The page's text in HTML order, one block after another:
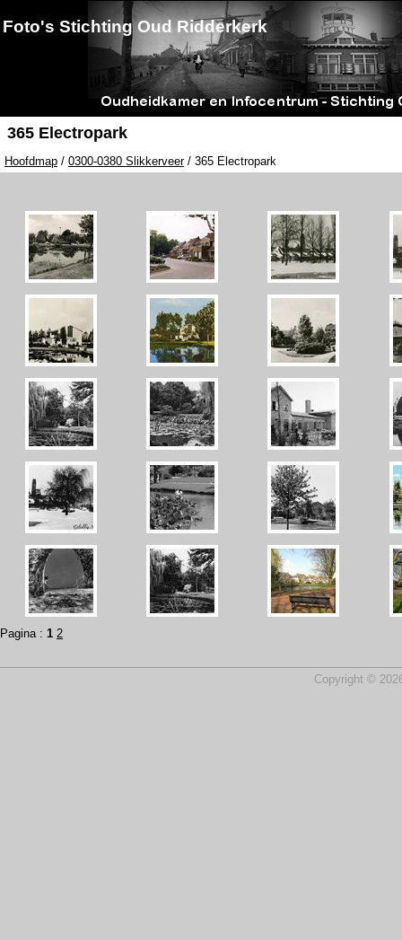
Foto's Stichting Oud Ridderkerk
365 Electropark
Hoofdmap / 0300-0380 Slikkerveer/ 365 Electropark
Pagina : 1 2
Copyright ©